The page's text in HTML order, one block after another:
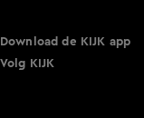
Download de KIJK app
Volg KIJK